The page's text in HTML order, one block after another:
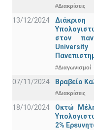
#Διακρίσεις
13/12/2024
στον
#Διαγωνισμοί
07/11/2024 Βραβείο
#Διακρίσεις
18/10/2024
Οκτώ
2%